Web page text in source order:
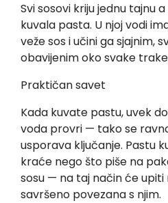
Svi sosovi kriju jednu tajnu
kuvala pasta. U njoj vodi
veže sos i učini ga sjajnim,
obavijenim oko svake
Praktičan savet
Kada kuvate pastu, uvek
voda provri — tako se
usporava ključanje. Pastu
kraće nego što piše na
sosu — na taj način će upiti
savršeno povezana s njim.